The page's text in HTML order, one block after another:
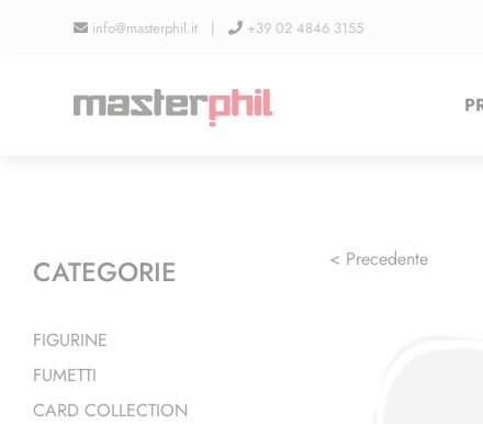
info@masterphil.it | +39 02 4846 3155
< Precedente
CATEGORIE
FIGURINE
FUMETTI
CARD COLLECTION